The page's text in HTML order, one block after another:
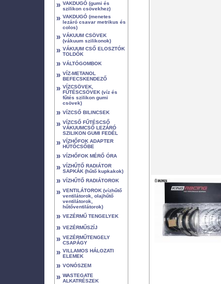
» VAKDUGÓ (gumi és
szilikon csövekhez)
» VAKDUGÓ (menetes
lezáró csavar metrikus és
colos)
» VÁKUUM CSÖVEK
(vákuum szilikonok)
» VÁKUUM CSŐ ELOSZTÓK
TOLDÓK
» VÁLTÓGOMBOK
» VÍZ-METANOL
BEFECSKENDEZŐ
» VÍZCSÖVEK,
FŰTÉSCSÖVEK (víz és
fűtés szilikon gumi
csövek)
» VÍZCSŐ BILINCSEK
» VÍZCSŐ FŰTÉSCSŐ
VÁKUUMCSŐ LEZÁRÓ
SZILIKON GUMI FEDÉL
» VÍZHŐFOK ADAPTER
HŰTŐCSŐBE
» VÍZHŐFOK MÉRŐ ÓRA
» VÍZHŰTŐ RADIÁTOR
SAPKÁK (hűtő kupkakok)
» VÍZHŰTŐ RADIÁTOROK
» VENTILÁTOROK (vízhűtő
ventilátorok, olajhűtő
ventilátorok,
hűtőventilátorok)
» VEZÉRMŰ TENGELYEK
» VEZÉRMŰSZÍJ
» VEZÉRMŰTENGELY
CSAPÁGY
» VILLAMOS HÁLOZATI
ELEMEK
» VONÓSZEM
» WASTEGATE
ALKATRÉSZEK